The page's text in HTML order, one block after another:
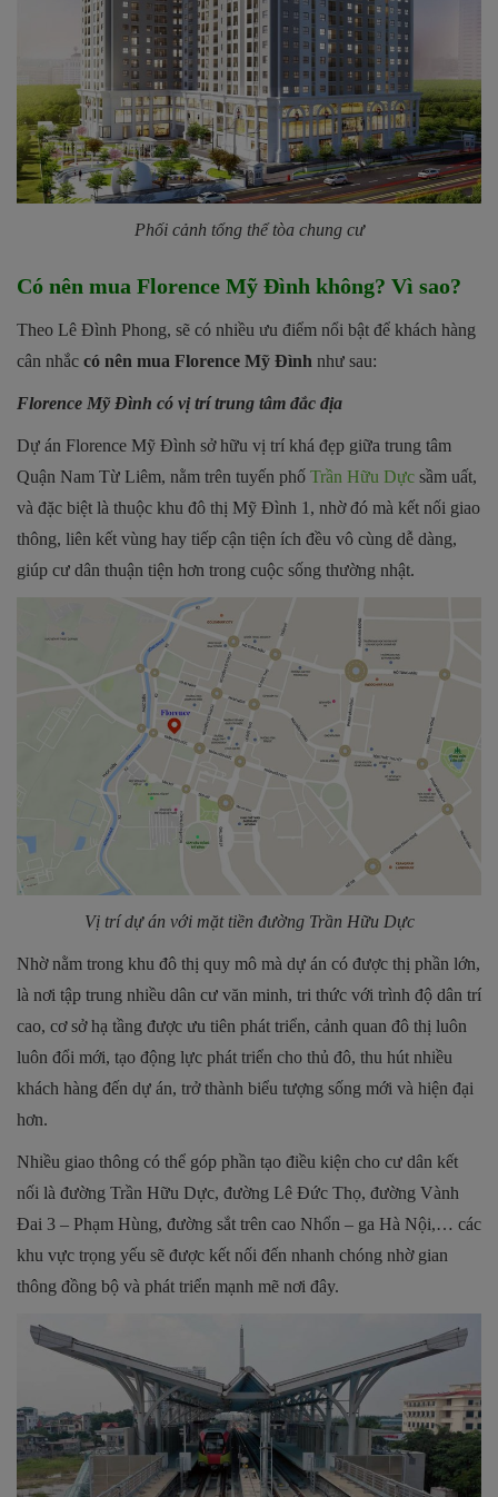
Phối cảnh tổng thể tòa chung cư
Có nên mua Florence Mỹ Đình không? Vì sao?
Theo Lê Đình Phong, sẽ có nhiều ưu điểm nổi bật để khách hàng
cân nhắc có nên mua Florence Mỹ Đình như sau:
Florence Mỹ Đình có vị trí trung tâm đắc địa
Dự án Florence Mỹ Đình sở hữu vị trí khá đẹp giữa trung tâm
Quận Nam Từ Liêm, nằm trên tuyến phố Trần Hữu Dực sầm uất,
và đặc biệt là thuộc khu đô thị Mỹ Đình 1, nhờ đó mà kết nối giao
thông, liên kết vùng hay tiếp cận tiện ích đều vô cùng dễ dàng,
giúp cư dân thuận tiện hơn trong cuộc sống thường nhật.
Vị trí dự án với mặt tiền đường Trần Hữu Dực
Nhờ nằm trong khu đô thị quy mô mà dự án có được thị phần lớn,
là nơi tập trung nhiều dân cư văn minh, tri thức với trình độ dân trí
cao, cơ sở hạ tầng được ưu tiên phát triển, cảnh quan đô thị luôn
luôn đổi mới, tạo động lực phát triển cho thủ đô, thu hút nhiều
khách hàng đến dự án, trở thành biểu tượng sống mới và hiện đại
hơn.
Nhiều giao thông có thể góp phần tạo điều kiện cho cư dân kết
nối là đường Trần Hữu Dực, đường Lê Đức Thọ, đường Vành
Đai 3 – Phạm Hùng, đường sắt trên cao Nhổn – ga Hà Nội,… các
khu vực trọng yếu sẽ được kết nối đến nhanh chóng nhờ gian
thông đồng bộ và phát triển mạnh mẽ nơi đây.